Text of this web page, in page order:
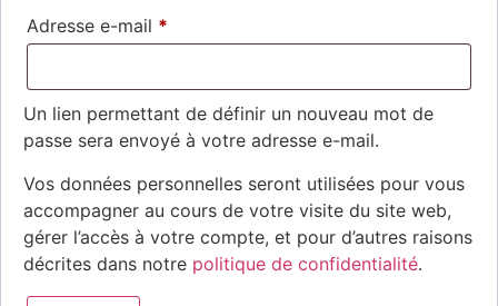
Adresse e-mail *
Un lien permettant de définir un nouveau mot de
passe sera envoyé à votre adresse e-mail.
Vos données personnelles seront utilisées pour vous
accompagner au cours de votre visite du site web,
gérer l’accès à votre compte, et pour d’autres raisons
décrites dans notre politique de confidentialité.